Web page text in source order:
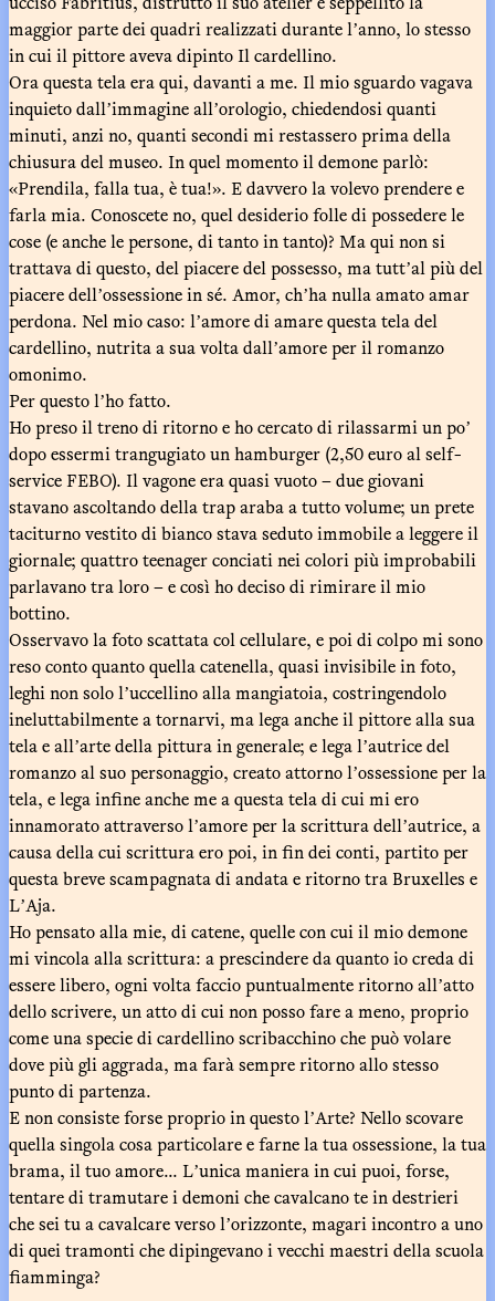
maggior parte dei quadri realizzati durante lʼanno, lo stesso
in cui il pittore aveva dipinto Il cardellino.
Ora questa tela era qui, davanti a me. Il mio sguardo vagava
inquieto dallʼimmagine allʼorologio, chiedendosi quanti
minuti, anzi no, quanti secondi mi restassero prima della
chiusura del museo. In quel momento il demone parlò:
«Prendila, falla tua, è tua!». E davvero la volevo prendere e
farla mia. Conoscete no, quel desiderio folle di possedere le
cose (e anche le persone, di tanto in tanto)? Ma qui non si
trattava di questo, del piacere del possesso, ma tuttʼal più del
piacere dellʼossessione in sé. Amor, chʼha nulla amato amar
perdona. Nel mio caso: lʼamore di amare questa tela del
cardellino, nutrita a sua volta dallʼamore per il romanzo
omonimo.
Per questo lʼho fatto.
Ho preso il treno di ritorno e ho cercato di rilassarmi un poʼ
dopo essermi trangugiato un hamburger (2,50 euro al self-
service FEBO). Il vagone era quasi vuoto – due giovani
stavano ascoltando della trap araba a tutto volume; un prete
taciturno vestito di bianco stava seduto immobile a leggere il
giornale; quattro teenager conciati nei colori più improbabili
parlavano tra loro – e così ho deciso di rimirare il mio
bottino.
Osservavo la foto scattata col cellulare, e poi di colpo mi sono
reso conto quanto quella catenella, quasi invisibile in foto,
leghi non solo lʼuccellino alla mangiatoia, costringendolo
ineluttabilmente a tornarvi, ma lega anche il pittore alla sua
tela e allʼarte della pittura in generale; e lega lʼautrice del
romanzo al suo personaggio, creato attorno lʼossessione per la
tela, e lega infine anche me a questa tela di cui mi ero
innamorato attraverso lʼamore per la scrittura dellʼautrice, a
causa della cui scrittura ero poi, in fin dei conti, partito per
questa breve scampagnata di andata e ritorno tra Bruxelles e
LʼAja.
Ho pensato alla mie, di catene, quelle con cui il mio demone
mi vincola alla scrittura: a prescindere da quanto io creda di
essere libero, ogni volta faccio puntualmente ritorno allʼatto
dello scrivere, un atto di cui non posso fare a meno, proprio
come una specie di cardellino scribacchino che può volare
dove più gli aggrada, ma farà sempre ritorno allo stesso
punto di partenza.
E non consiste forse proprio in questo lʼArte? Nello scovare
quella singola cosa particolare e farne la tua ossessione, la tua
brama, il tuo amore... Lʼunica maniera in cui puoi, forse,
tentare di tramutare i demoni che cavalcano te in destrieri
che sei tu a cavalcare verso lʼorizzonte, magari incontro a uno
di quei tramonti che dipingevano i vecchi maestri della scuola
fiamminga?